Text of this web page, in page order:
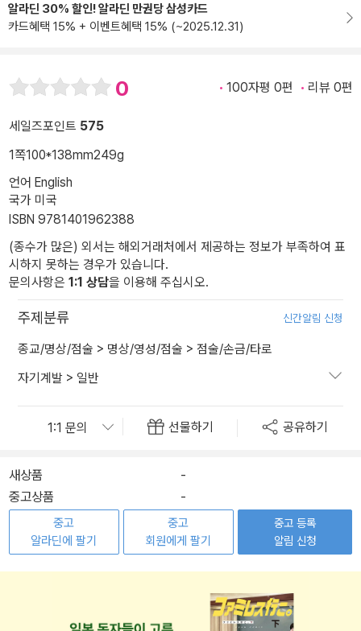
알라딘 30% 할인! 알라딘 만권당 삼성카드
카드혜택 15% + 이벤트혜택 15% (~2025.12.31)
0 100자평 0편 리뷰 0편
세일즈포인트 575
1쪽100*138mm249g
언어 English
국가 미국
ISBN 9781401962388
(종수가 많은) 외서는 해외거래처에서 제공하는 정보가 부족하여 표
시하지 못하는 경우가 있습니다.
문의사항은 1:1 상담을 이용해 주십시오.
주제분류 신간알림 신청
종교/명상/점술 > 명상/영성/점술 > 점술/손금/타로
자기계발 > 일반
선물하기 공유하기
새상품
-
중고상품
-
중고
알라딘에 팔기
중고
회원에게 팔기
중고 등록
알림 신청